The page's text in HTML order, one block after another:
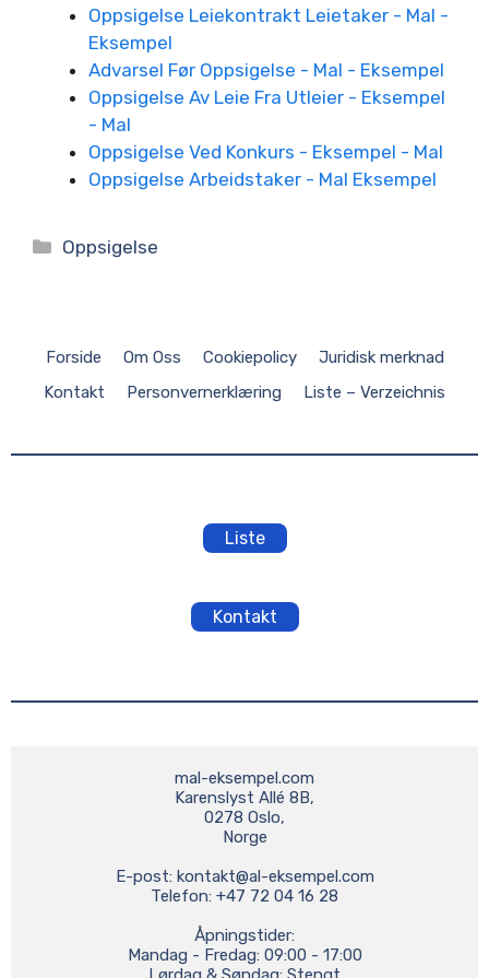
Oppsigelse Leiekontrakt Leietaker - Mal -
Eksempel
Advarsel Før Oppsigelse - Mal - Eksempel
Oppsigelse Av Leie Fra Utleier - Eksempel
- Mal
Oppsigelse Ved Konkurs - Eksempel - Mal
Oppsigelse Arbeidstaker - Mal Eksempel
Kategorier
Oppsigelse
Forside Om Oss Cookiepolicy
Juridisk merknad
Kontakt
Personvernerklæring Liste – Verzeichnis
Liste
Kontakt
mal-eksempel.com
Karenslyst Allé 8B,
0278 Oslo,
Norge
E-post: kontakt@al-eksempel.com
Telefon: +47 72 04 16 28
Åpningstider:
Mandag - Fredag: 09:00 - 17:00